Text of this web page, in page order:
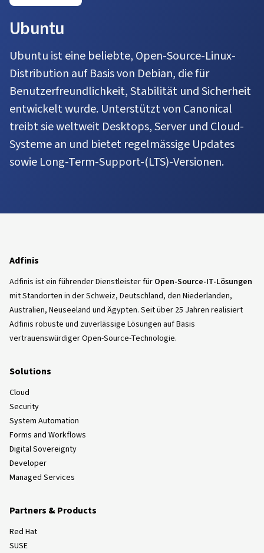
Ubuntu
Ubuntu ist eine beliebte, Open-Source-Linux-
Distribution auf Basis von Debian, die für
Benutzerfreundlichkeit, Stabilität und Sicherheit
entwickelt wurde. Unterstützt von Canonical
treibt sie weltweit Desktops, Server und Cloud-
Systeme an und bietet regelmässige Updates
sowie Long-Term-Support-(LTS)-Versionen.
Adfinis
Adfinis ist ein führender Dienstleister für Open-Source-IT-Lösungen
mit Standorten in der Schweiz, Deutschland, den Niederlanden,
Australien, Neuseeland und Ägypten. Seit über 25 Jahren realisiert
Adfinis robuste und zuverlässige Lösungen auf Basis
vertrauenswürdiger Open-Source-Technologie.
Solutions
Cloud
Security
System Automation
Forms and Workflows
Digital Sovereignty
Developer
Managed Services
Partners & Products
Red Hat
SUSE